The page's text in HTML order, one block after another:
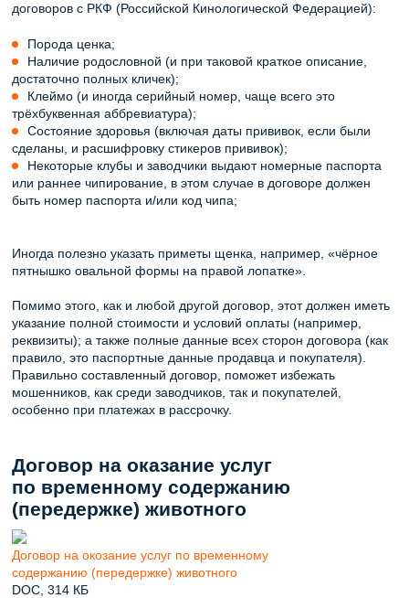
договоров с РКФ (Российской Кинологической Федерацией):
Порода ценка;
Наличие родословной (и при таковой краткое описание,
достаточно полных кличек);
Клеймо (и иногда серийный номер, чаще всего это
трёхбуквенная аббревиатура);
Состояние здоровья (включая даты прививок, если были
сделаны, и расшифровку стикеров прививок);
Некоторые клубы и заводчики выдают номерные паспорта
или раннее чипирование, в этом случае в договоре должен
быть номер паспорта и/или код чипа;
Иногда полезно указать приметы щенка, например, «чёрное
пятнышко овальной формы на правой лопатке».
Помимо этого, как и любой другой договор, этот должен иметь
указание полной стоимости и условий оплаты (например,
реквизиты); а также полные данные всех сторон договора (как
правило, это паспортные данные продавца и покупателя).
Правильно составленный договор, поможет избежать
мошенников, как среди заводчиков, так и покупателей,
особенно при платежах в рассрочку.
Договор на оказание услуг
по временному содержанию
(передержке) животного
Договор на окозание услуг по временному
содержанию (передержке) животного
DOC, 314 КБ